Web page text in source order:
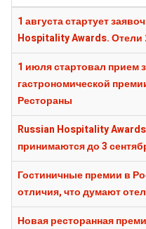
1 августа стартует
Hospitality Awards. Отели
1 июля стартовал прием
гастрономической
Рестораны
Russian Hospitality
принимаются до 3
Гостиничные премии в
отличия, что думают
Новая ресторанная